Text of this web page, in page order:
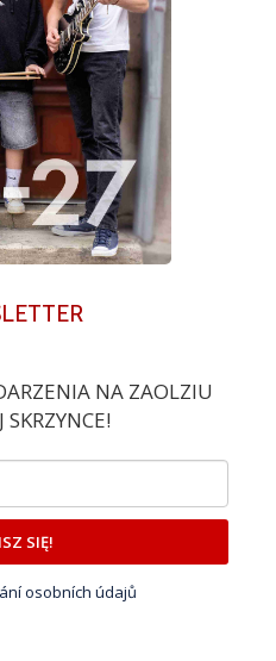
NA ZAOLZIU
SKRZYNCE!
SIĘ!
osobních údajů